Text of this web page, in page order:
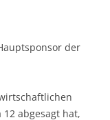
der
abgesagt hat,